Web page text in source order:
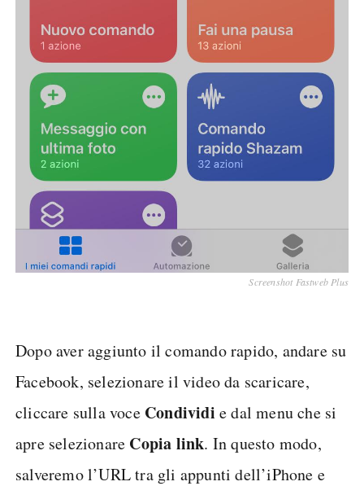
Screenshot Fastweb Plus
Dopo aver aggiunto il comando rapido, andare su
Facebook, selezionare il video da scaricare,
cliccare sulla voce Condividi e dal menu che si
apre selezionare Copia link. In questo modo,
salveremo l’URL tra gli appunti dell’iPhone e